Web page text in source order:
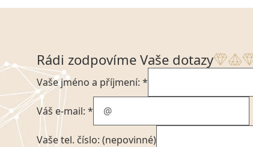
Rádi zodpovíme Vaše dotazy
Vaše jméno a příjmení: *
Váš e-mail: *
Vaše tel. číslo: (nepovinné)